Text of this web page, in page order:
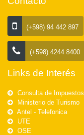
(+598) 94 442 897
(+598) 4244 8400
Links de Interés
Consulta de Impuestos
Ministerio de Turismo
Antel - Telefonica
UTE
OSE